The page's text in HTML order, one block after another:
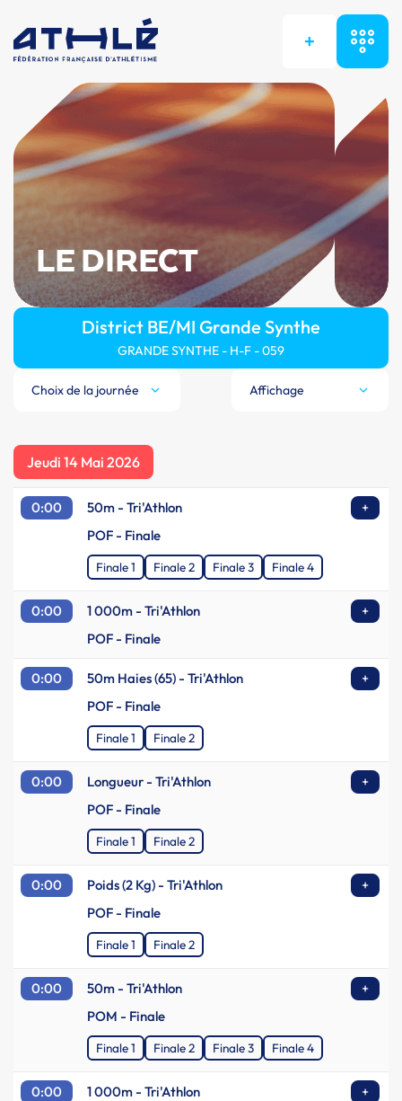
+
LE DIRECT
District BE/MI Grande Synthe
GRANDE SYNTHE - H-F - 059
Choix de la journée Affichage
Jeudi 14 Mai 2026
0:00 50m - Tri'Athlon
+
POF - Finale
Finale 1 Finale 2 Finale 3 Finale 4
0:00 1 000m - Tri'Athlon
+
POF - Finale
0:00 50m Haies (65) - Tri'Athlon
+
POF - Finale
Finale 1 Finale 2
0:00 Longueur - Tri'Athlon
+
POF - Finale
Finale 1 Finale 2
0:00 Poids (2 Kg) - Tri'Athlon
+
POF - Finale
Finale 1 Finale 2
0:00 50m - Tri'Athlon
+
POM - Finale
Finale 1 Finale 2 Finale 3 Finale 4
0:00 1 000m - Tri'Athlon
+